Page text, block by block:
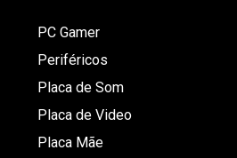
PC Gamer
Periféricos
Placa de Som
Placa de Video
Placa Mãe